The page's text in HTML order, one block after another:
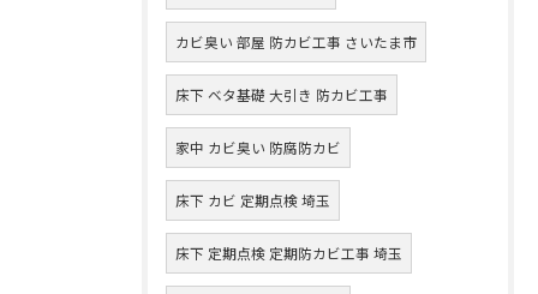
カビ臭い 部屋 防カビ工事 さいたま市
床下 ベタ基礎 大引き 防カビ工事
家中 カビ臭い 防腐防カビ
床下 カビ 定期点検 埼玉
床下 定期点検 定期防カビ工事 埼玉